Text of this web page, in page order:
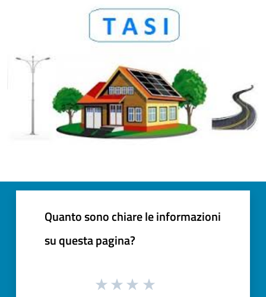
Quanto sono chiare le informazioni
su questa pagina?